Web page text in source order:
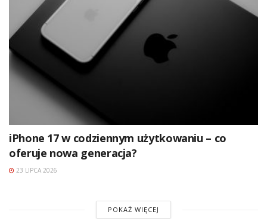
iPhone 17 w codziennym użytkowaniu – co
oferuje nowa generacja?
23 LIPCA 2026
POKAŻ WIĘCEJ